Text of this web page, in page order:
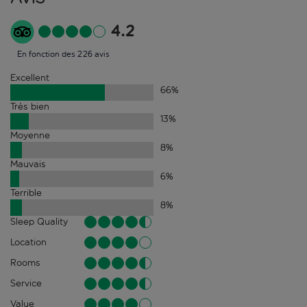
4.2
En fonction des 226 avis
Excellent
66%
Très bien
13%
Moyenne
8%
Mauvais
6%
Terrible
8%
Sleep Quality
Location
Rooms
Service
Value